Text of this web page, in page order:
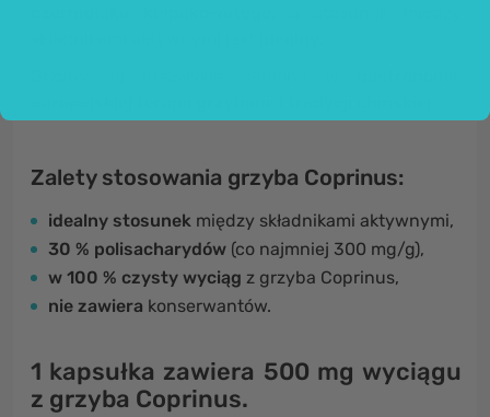
Zalety stosowania grzyba Coprinus:
idealny stosunek między składnikami aktywnymi,
30 % polisacharydów (co najmniej 300 mg/g),
w 100 % czysty wyciąg z grzyba Coprinus,
nie zawiera konserwantów.
1 kapsułka zawiera 500 mg wyciągu
z grzyba Coprinus.